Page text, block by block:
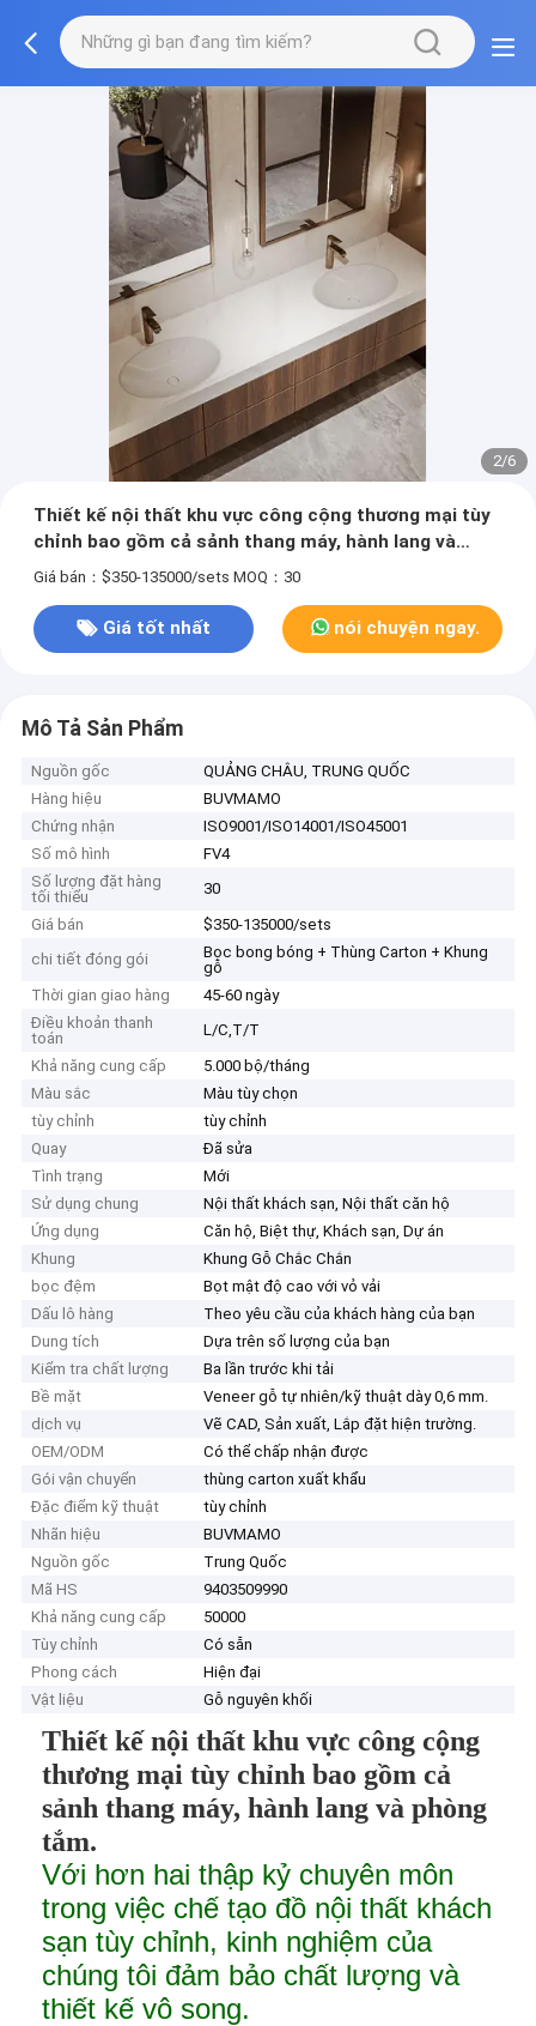
3/6
Thiết kế nội thất khu vực công cộng thương mại tùy
chỉnh bao gồm cả sảnh thang máy, hành lang và
phòng tắm.
Giá bán：$350-135000/sets MOQ：30
Giá tốt nhất nói chuyện ngay.
Mô Tả Sản Phẩm
Nguồn gốc
QUẢNG CHÂU, TRUNG QUỐC
Hàng hiệu
BUVMAMO
Chứng nhận
ISO9001/ISO14001/ISO45001
Số mô hình
FV4
Số lượng đặt hàng
tối thiểu
30
Giá bán
$350-135000/sets
chi tiết đóng gói
Bọc bong bóng + Thùng Carton + Khung
gỗ
Thời gian giao hàng
45-60 ngày
Điều khoản thanh
toán
L/C,T/T
Khả năng cung cấp
5.000 bộ/tháng
Màu sắc
Màu tùy chọn
tùy chỉnh
tùy chỉnh
Quay
Đã sửa
Tình trạng
Mới
Sử dụng chung
Nội thất khách sạn, Nội thất căn hộ
Ứng dụng
Căn hộ, Biệt thự, Khách sạn, Dự án
Khung
Khung Gỗ Chắc Chắn
bọc đệm
Bọt mật độ cao với vỏ vải
Dấu lô hàng
Theo yêu cầu của khách hàng của bạn
Dung tích
Dựa trên số lượng của bạn
Kiểm tra chất lượng
Ba lần trước khi tải
Bề mặt
Veneer gỗ tự nhiên/kỹ thuật dày 0,6 mm.
dịch vụ
Vẽ CAD, Sản xuất, Lắp đặt hiện trường.
OEM/ODM
Có thể chấp nhận được
Gói vận chuyển
thùng carton xuất khẩu
Đặc điểm kỹ thuật
tùy chỉnh
Nhãn hiệu
BUVMAMO
Nguồn gốc
Trung Quốc
Mã HS
9403509990
Khả năng cung cấp
50000
Tùy chỉnh
Có sẵn
Phong cách
Hiện đại
Vật liệu
Gỗ nguyên khối
Thiết kế nội thất khu vực công cộng
thương mại tùy chỉnh bao gồm cả
sảnh thang máy, hành lang và phòng
tắm.
Với hơn hai thập kỷ chuyên môn
trong việc chế tạo đồ nội thất khách
sạn tùy chỉnh, kinh nghiệm của
chúng tôi đảm bảo chất lượng và
thiết kế vô song.